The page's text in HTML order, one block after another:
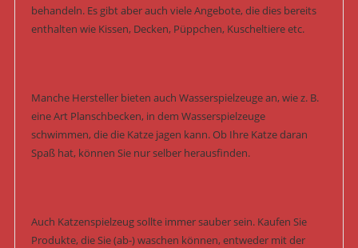
behandeln. Es gibt aber auch viele Angebote, die dies bereits
enthalten wie Kissen, Decken, Püppchen, Kuscheltiere etc.
Manche Hersteller bieten auch Wasserspielzeuge an, wie z. B.
eine Art Planschbecken, in dem Wasserspielzeuge
schwimmen, die die Katze jagen kann. Ob Ihre Katze daran
Spaß hat, können Sie nur selber herausfinden.
Auch Katzenspielzeug sollte immer sauber sein. Kaufen Sie
Produkte, die Sie (ab-) waschen können, entweder mit der